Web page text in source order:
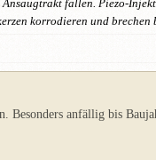
fallen. Piezo-
korrodieren und brechen
Besonders anfällig bis